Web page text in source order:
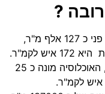
?
מועצה איזורית באר טוביה משתרעת על פני כ 127 אלף מ"ר,
גן יבנה, משתרעת על פני כ 11 אלף מ"ר, האוכלוסיה מונה כ 25